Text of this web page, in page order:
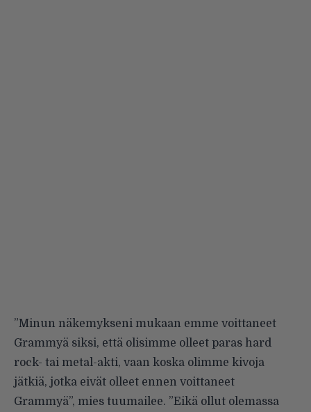
”Minun näkemykseni mukaan emme voittaneet
Grammyä siksi, että olisimme olleet paras hard
rock- tai metal-akti, vaan koska olimme kivoja
jätkiä, jotka eivät olleet ennen voittaneet
Grammyä”, mies tuumailee. ”Eikä ollut olemassa